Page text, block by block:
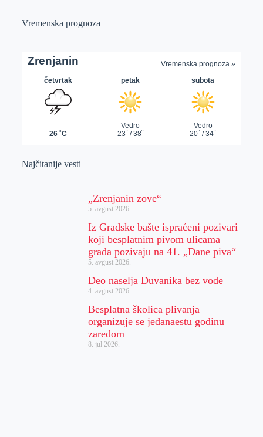
Vremenska prognoza
Najčitanije vesti
„Zrenjanin zove“
5. avgust 2026.
Iz Gradske bašte ispraćeni pozivari
koji besplatnim pivom ulicama
grada pozivaju na 41. „Dane piva“
5. avgust 2026.
Deo naselja Duvanika bez vode
4. avgust 2026.
Besplatna školica plivanja
organizuje se jedanaestu godinu
zaredom
8. jul 2026.